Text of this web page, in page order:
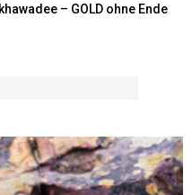
– GOLD ohne Ende